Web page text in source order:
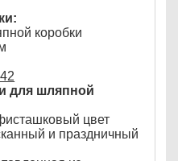
коробки
для шляпной
цвет
и праздничный